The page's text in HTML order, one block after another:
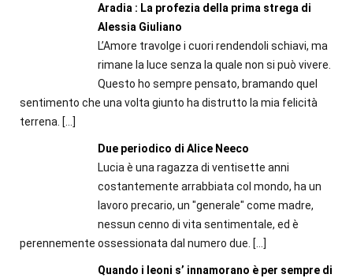
Aradia : La profezia della prima strega di
Alessia Giuliano
L’Amore travolge i cuori rendendoli schiavi, ma
rimane la luce senza la quale non si può vivere.
Questo ho sempre pensato, bramando quel
sentimento che una volta giunto ha distrutto la mia felicità
terrena. […]
Due periodico di Alice Neeco
Lucia è una ragazza di ventisette anni
costantemente arrabbiata col mondo, ha un
lavoro precario, un "generale" come madre,
nessun cenno di vita sentimentale, ed è
perennemente ossessionata dal numero due. […]
Quando i leoni s’ innamorano è per sempre di